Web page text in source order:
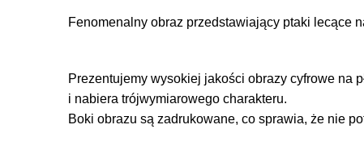
Fenomenalny obraz przedstawiający ptaki lecące
Prezentujemy wysokiej jakości obrazy cyfrowe na
i nabiera trójwymiarowego charakteru.
Boki obrazu są zadrukowane, co sprawia, że nie